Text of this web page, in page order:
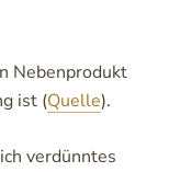
Nebenprodukt
ist (Quelle).
verdünntes